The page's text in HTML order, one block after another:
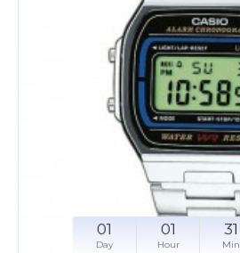
01
Day
01
Hour
31
Min